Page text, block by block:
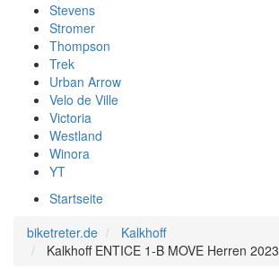
Stevens
Stromer
Thompson
Trek
Urban Arrow
Velo de Ville
Victoria
Westland
Winora
YT
Startseite
biketreter.de
Kalkhoff
Kalkhoff ENTICE 1-B MOVE Herren 2023